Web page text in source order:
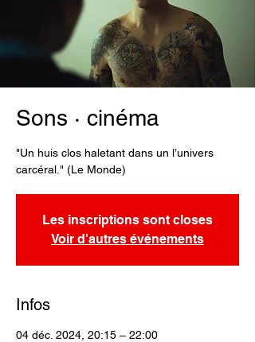
Sons · cinéma
"Un huis clos haletant dans un l’univers
carcéral." (Le Monde)
Les inscriptions sont closes
Voir d'autres événements
Infos
04 déc. 2024, 20:15 – 22:00